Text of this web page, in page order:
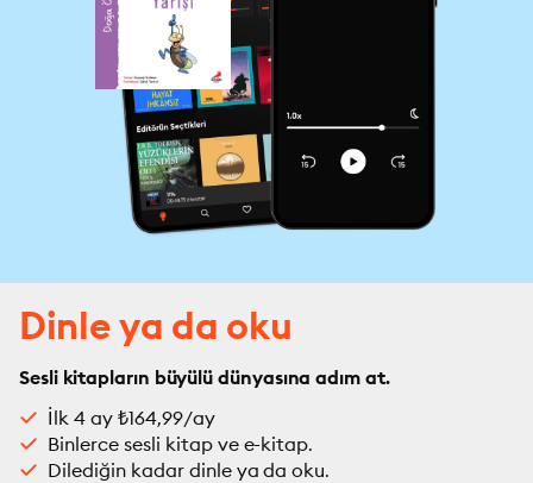
Dinle ya da oku
Sesli kitapların büyülü dünyasına adım at.
İlk 4 ay ₺164,99/ay
Binlerce sesli kitap ve e-kitap.
Dilediğin kadar dinle ya da oku.